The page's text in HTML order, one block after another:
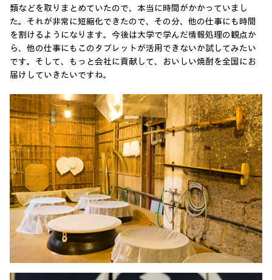
類などを取りまとめていたので、本当に時間がかかっていまし
た。それが非常に短縮化できたので、その分、他の仕事にも時間
を割けるようになります。今後は大学で学んだ情報処理の観点か
ら、他の仕事にもこのタブレットが活用できないか試してみたい
です。そして、もっと会社に貢献して、おいしい焼酎を全国にお
届けしていきたいですね。